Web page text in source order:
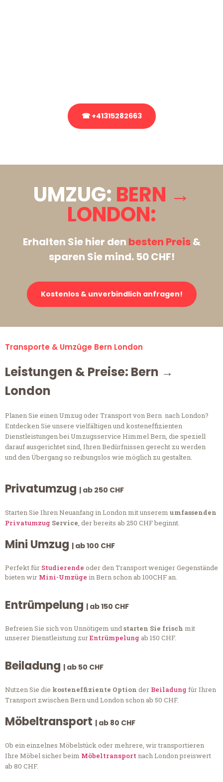
☎ +41315282663
UMZUG: BERN →
LONDON:
Erhalten Sie hier den besten Preis&
sparen Sie mind. 50 CHF!
Kostenlos & unverbindlich anfragen!
Transporte & Umzüge Bern London
Leistungen & Preise: Bern →
London
Planen Sie einen Umzug oder Transport von Bern nach London?
Entdecken Sie unsere vielfältigen und kosteneffizienten
Dienstleistungen bei Umzugsservice Himmel Bern, die speziell
darauf ausgerichtet sind, Ihren Bedürfnissen gerecht zu werden
und den Übergang so reibungslos wie möglich zu gestalten.
Privatumzug | ab 250 CHF
Starten Sie Ihren Neuanfang in London mit unserem umfassenden
Privatumzug Service, der bereits ab 250 CHF beginnt.
Mini Umzug | ab 100 CHF
Perfekt für Studierende oder den Transport weniger Gegenstände
bieten wir Mini-Umzüge in Bern schon ab 100CHF an.
Entrümpelung | ab 150 CHF
Befreien Sie sich von Unnötigem undstarten Sie frisch mit
unserer Dienstleistung zurEntrümpelung ab 150 CHF.
Beiladung | ab 50 CHF
Nutzen Sie die kosteneffiziente Option der Beiladung für Ihren
Transport zwischen Bern und London schon ab 50 CHF.
Möbeltransport | ab 80 CHF
Ob ein einzelnes Möbelstück oder mehrere, wir transportieren
Ihre Möbel sicher beim Möbeltransportnach London preiswert
ab 80 CHF.